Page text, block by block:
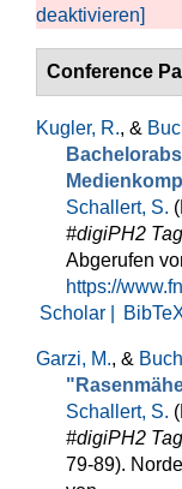
deaktivieren]
Conference
Kugler, R., &
Schallert, S.
#digiPH2
Abgerufen
https://
Scholar |
Garzi, M., &
Schallert, S.
#digiPH2
79-89).